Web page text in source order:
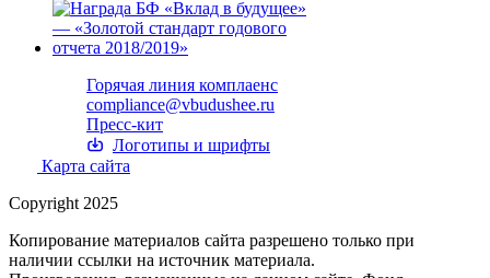
Горячая линия комплаенс
compliance@vbudushee.ru
Пресс-кит
Логотипы и шрифты
Карта сайта
Copyright 2025
Копирование материалов сайта разрешено только при
наличии ссылки на источник материала.